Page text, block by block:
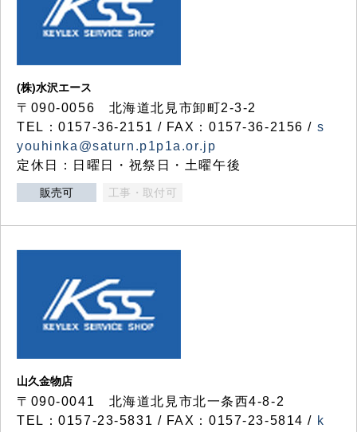
(株)水沢エース
〒090-0056 北海道北見市卸町2-3-2
TEL：0157-36-2151 / FAX：0157-36-2156 / s
youhinka@saturn.p1p1a.or.jp
定休日：日曜日・祝祭日・土曜午後
販売可 工事・取付可
山久金物店
〒090-0041 北海道北見市北一条西4-8-2
TEL：0157-23-5831 / FAX：0157-23-5814 / k